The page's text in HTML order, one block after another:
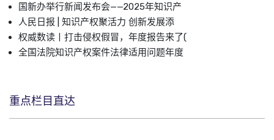
国新办举行新闻发布会——2025年知识产
人民日报 | 知识产权聚活力 创新发展添
权威数读丨打击侵权假冒，年度报告来了(
全国法院知识产权案件法律适用问题年度
重点栏目直达